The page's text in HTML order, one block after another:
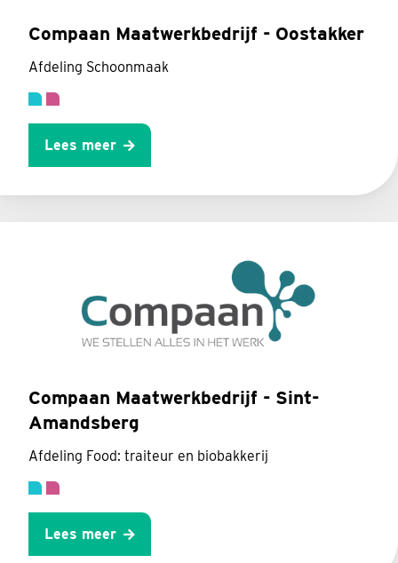
Compaan Maatwerkbedrijf - Oostakker
Afdeling Schoonmaak
Lees meer
Compaan Maatwerkbedrijf - Sint-
Amandsberg
Afdeling Food: traiteur en biobakkerij
Lees meer